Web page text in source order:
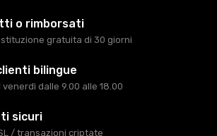
o rimborsati
gratuita di 30 giorni
bilingue
venerdì dalle 9.00 alle 18.00
sicuri
/ transazioni criptate